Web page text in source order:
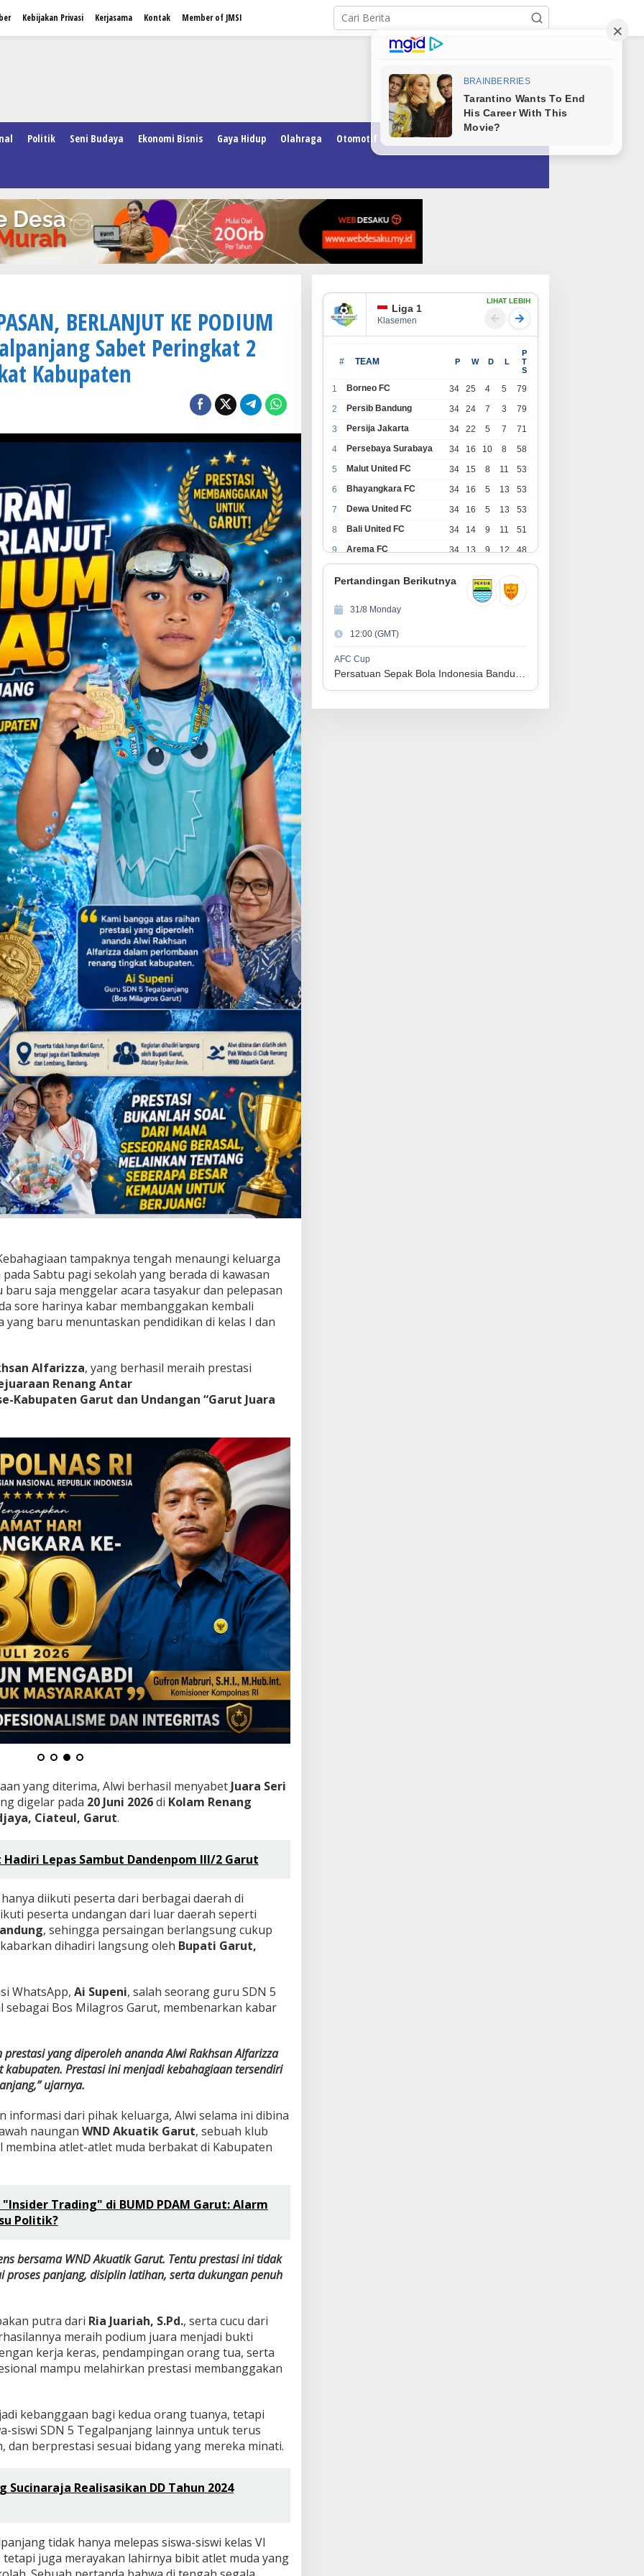
Kebijakan Privasi Kerjasama Kontak Member of JMSI
Politik Seni Budaya Ekonomi Bisnis Gaya Hidup Olahraga Otomotif Pendidikan
BERLANJUT KE PODIUM
Sabet Peringkat 2
Kabupaten
tampaknya tengah menaungi keluarga
Sabtu pagi sekolah yang berada di kawasan
saja menggelar acara tasyakur dan pelepasan
sore harinya kabar membanggakan kembali
yang baru menuntaskan pendidikan di kelas I dan
Alfarizza, yang berhasil meraih prestasi
Renang Antar
Kabupaten Garut dan Undangan “Garut Juara
yang diterima, Alwi berhasil menyabet Juara Seri
digelar pada 20 Juni 2026di Kolam Renang
Ciateul, Garut.
Lepas Sambut Dandenpom III/2 Garut
diikuti peserta dari berbagai daerah di
peserta undangan dari luar daerah seperti
, sehingga persaingan berlangsung cukup
dihadiri langsung oleh Bupati Garut,
WhatsApp, Ai Supeni, salah seorang guru SDN 5
sebagai Bos Milagros Garut, membenarkan kabar
yang diperoleh ananda Alwi Rakhsan Alfarizza
Prestasi ini menjadi kebahagiaan tersendiri
ujarnya.
informasi dari pihak keluarga, Alwi selama ini dibina
naungan WND Akuatik Garut, sebuah klub
atlet-atlet muda berbakat di Kabupaten
Trading" di BUMD PDAM Garut: Alarm
Politik?
bersama WND Akuatik Garut. Tentu prestasi ini tidak
panjang, disiplin latihan, serta dukungan penuh
putra dari Ria Juariah, S.Pd., serta cucu dari
meraih podium juara menjadi bukti
kerja keras, pendampingan orang tua, serta
mampu melahirkan prestasi membanggakan
kebanggaan bagi kedua orang tuanya, tetapi
siswi SDN 5 Tegalpanjang lainnya untuk terus
berprestasi sesuai bidang yang mereka minati.
Sucinaraja Realisasikan DD Tahun 2024
tidak hanya melepas siswa-siswi kelas VI
juga merayakan lahirnya bibit atlet muda yang
Liga 1
Klasemen
LIHAT LEBIH
# TEAM P W D L
P
T
S
1 Borneo FC 34 25 4 5
79
2
Persib Bandung 34 24 7 3
79
3
Persija Jakarta 34 22 5 7
71
4
Persebaya Surabaya 34 16 10 8
58
5
Malut United FC 34 15 8 11
53
6
Bhayangkara FC 34 16 5 13
53
7
Dewa United FC 34 16 5 13
53
8
Bali United FC 34 14 9 11
51
9
Arema FC 34 13 9 12
48
0
1
11 12 11
2
Persik Kediri
1
3
Persijap Jepara
4
1
Pertandingan Berikutnya
31/8 Monday
12:00 (GMT)
AFC Cup